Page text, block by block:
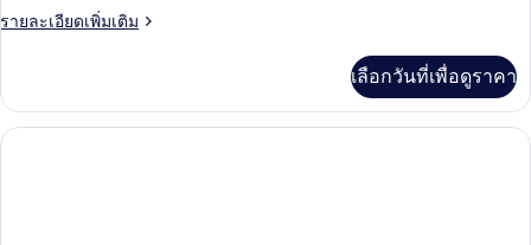
รายละเอียดเพิ่มเติม
ราย
เกี่ยว
กับ
ห้อง
เลือกวันที่เพื่อดูราคา